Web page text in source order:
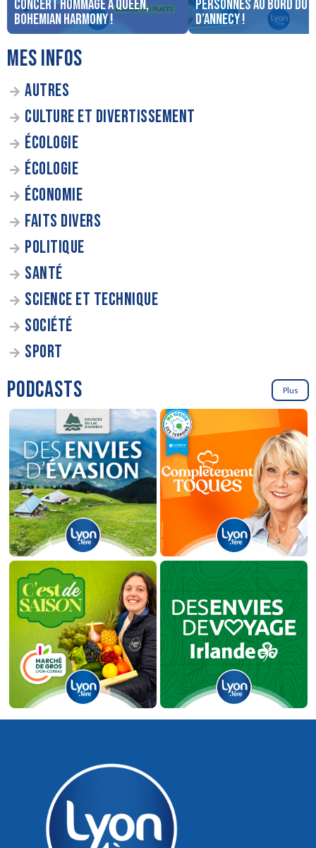
concert Hommage à Queen,
Bohemian Harmony !
personnes au bord du
d’Annecy !
MES INFOS
AUTRES
CULTURE ET DIVERTISSEMENT
ÉCOLOGIE
ÉCOLOGIE
ÉCONOMIE
FAITS DIVERS
POLITIQUE
SANTÉ
SCIENCE ET TECHNIQUE
SOCIÉTÉ
SPORT
PODCASTS Plus